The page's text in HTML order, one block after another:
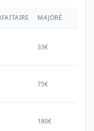
MAJORÉ
33€
75€
180€